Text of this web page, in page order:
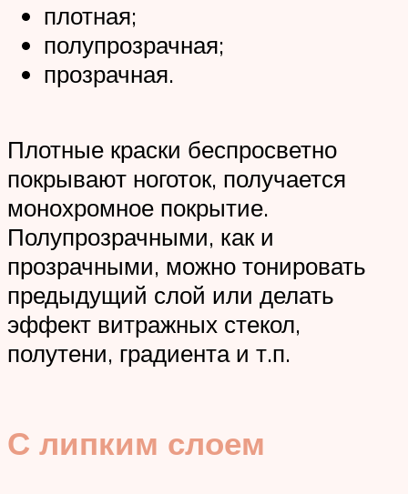
плотная;
полупрозрачная;
прозрачная.
Плотные краски беспросветно
покрывают ноготок, получается
монохромное покрытие.
Полупрозрачными, как и
прозрачными, можно тонировать
предыдущий слой или делать
эффект витражных стекол,
полутени, градиента и т.п.
С липким слоем